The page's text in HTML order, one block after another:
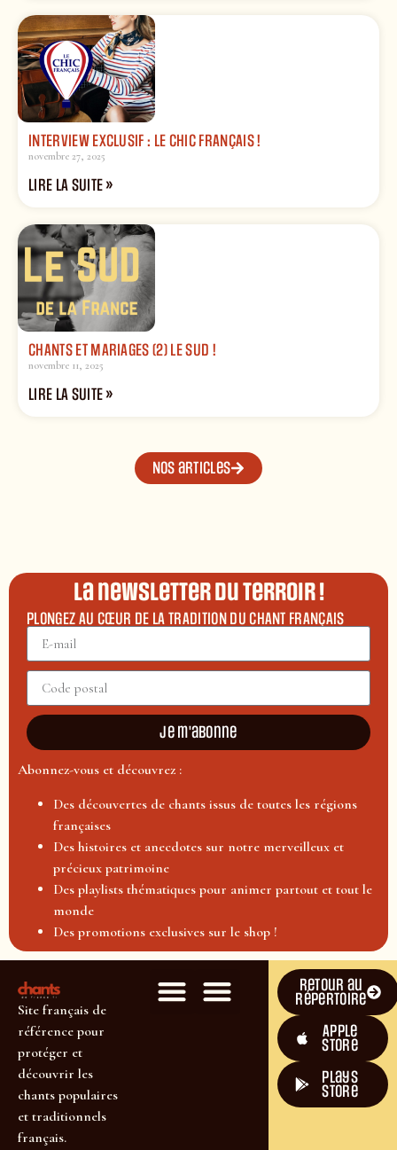
INTERVIEW EXCLUSIF : LE CHIC FRANÇAIS !
novembre 27, 2025
LIRE LA SUITE »
CHANTS ET MARIAGES (2) LE SUD !
novembre 11, 2025
LIRE LA SUITE »
Nos articles
La newsletter du terroir !
PLONGEZ AU CŒUR DE LA TRADITION DU CHANT FRANÇAIS
Je m'abonne
Abonnez-vous et découvrez :
Des découvertes de chants issus de toutes les régions
françaises
Des histoires et anecdotes sur notre merveilleux et
précieux patrimoine
Des playlists thématiques pour animer partout et tout le
monde
Des promotions exclusives sur le shop !
Site français de
référence pour
protéger et
découvrir les
chants populaires
et traditionnels
français.
Retour au
répertoire
Apple
Store
plays
store